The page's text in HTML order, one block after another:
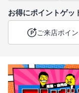
お得にポイントゲッ
ご来店ポイン